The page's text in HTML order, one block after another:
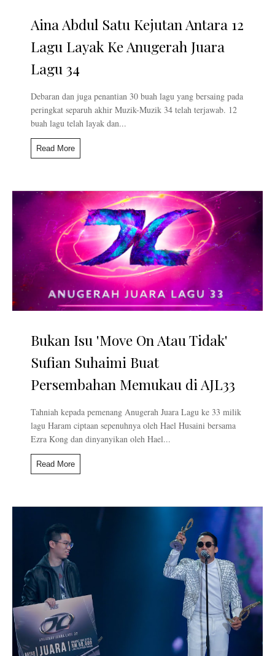
Aina Abdul Satu Kejutan Antara 12
Lagu Layak Ke Anugerah Juara
Lagu 34
Debaran dan juga penantian 30 buah lagu yang bersaing pada
peringkat separuh akhir Muzik-Muzik 34 telah terjawab. 12
buah lagu telah layak dan...
Read More
Bukan Isu 'Move On Atau Tidak'
Sufian Suhaimi Buat
Persembahan Memukau di AJL33
Tahniah kepada pemenang Anugerah Juara Lagu ke 33 milik
lagu Haram ciptaan sepenuhnya oleh Hael Husaini bersama
Ezra Kong dan dinyanyikan oleh Hael...
Read More